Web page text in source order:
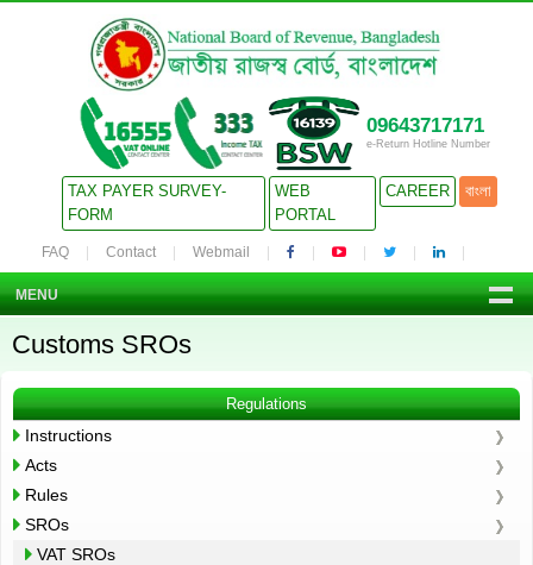
09643717171
e-Return Hotline Number
TAX PAYER SURVEY-
FORM
WEB
PORTAL
CAREER বাংলা
FAQ Contact Webmail
MENU
Customs SROs
Regulations
Instructions
Acts
Rules
SROs
VAT SROs